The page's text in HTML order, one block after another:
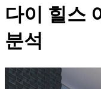
다이 힐스
분석